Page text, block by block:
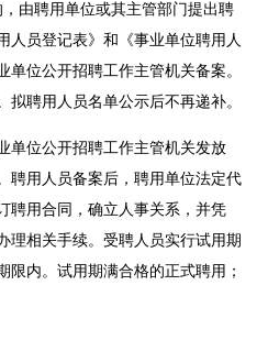
由聘用单位或其主管部门提出聘
人员登记表》和《事业单位聘用人
单位公开招聘工作主管机关备案。
聘用人员名单公示后不再递补。
单位公开招聘工作主管机关发放
聘用人员备案后，聘用单位法定代
聘用合同，确立人事关系，并凭
理相关手续。受聘人员实行试用期
限内。试用期满合格的正式聘用；